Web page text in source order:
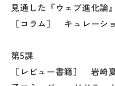
見通した『ウェブ進化論』
［コラム］ キュレーシ
第5課
［レビュー書籍］ 岩崎